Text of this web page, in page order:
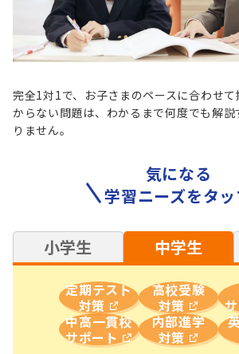
完全1対1で、お子さまのペースに合わせ
からない問題は、 わかるまで何度でも解
りません。
気になる
学習ニーズをタ
小学生 中学生
定期テスト
対策
高校受験
対策
中高一貫校
サポート
内部進学
対策